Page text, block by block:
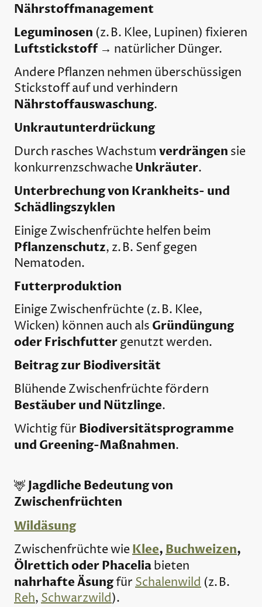
Nährstoffmanagement
Leguminosen (z. B. Klee, Lupinen) fixieren
Luftstickstoff → natürlicher Dünger.
Andere Pflanzen nehmen überschüssigen
Stickstoff auf und verhindern
Nährstoffauswaschung.
Unkrautunterdrückung
Durch rasches Wachstum verdrängen sie
konkurrenzschwacheUnkräuter.
Unterbrechung von Krankheits- und
Schädlingszyklen
Einige Zwischenfrüchte helfen beim
Pflanzenschutz, z. B. Senf gegen
Nematoden.
Futterproduktion
Einige Zwischenfrüchte (z. B. Klee,
Wicken) können auch als Gründüngung
oder Frischfuttergenutzt werden.
Beitrag zur Biodiversität
Blühende Zwischenfrüchte fördern
Bestäuber und Nützlinge.
Wichtig für Biodiversitätsprogramme
und Greening-Maßnahmen.
🦌Jagdliche Bedeutung von
Zwischenfrüchten
Wildäsung
Zwischenfrüchte wieKlee, Buchweizen,
Ölrettich oder Phaceliabieten
nahrhafte ÄsungfürSchalenwild (z. B.
Reh,Schwarzwild).